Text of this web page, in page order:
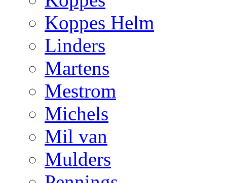
Koppes Helm
Linders
Martens
Mestrom
Michels
Mil van
Mulders